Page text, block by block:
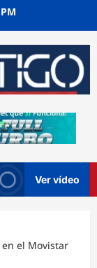
Ver vídeo
el Movistar